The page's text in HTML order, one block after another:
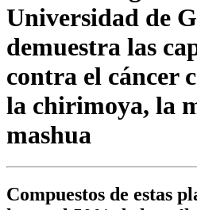
Universidad de
demuestra las
contra el cáncer
la chirimoya, la
mashua
Compuestos de estas